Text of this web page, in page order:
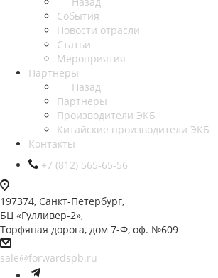
События
Новости отрасли
Статьи
Мероприятия
Партнеры
Назад
Партнеры
Производители ЭКБ
Китайские производители ЭКБ
Контакты
+7 (812) 565-65-56
197374, Санкт-Петербург,
БЦ «Гулливер-2»,
Торфяная дорога, дом 7-Ф, оф. №609
sale@forwardspb.ru